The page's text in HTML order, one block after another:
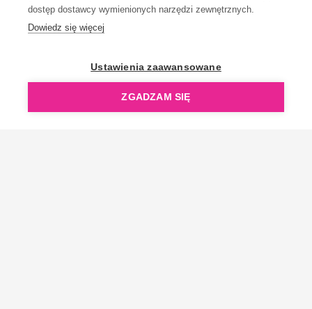
dostęp dostawcy wymienionych narzędzi zewnętrznych.
Dowiedz się więcej
Ustawienia zaawansowane
ZGADZAM SIĘ
OpenGift jest częścią ReflectGroup.